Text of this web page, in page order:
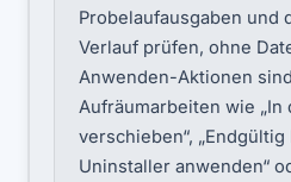
Probelaufausgaben und
Verlauf prüfen, ohne
Anwenden-Aktionen
Aufräumarbeiten wie „In
verschieben“, „Endgültig
Uninstaller anwenden“